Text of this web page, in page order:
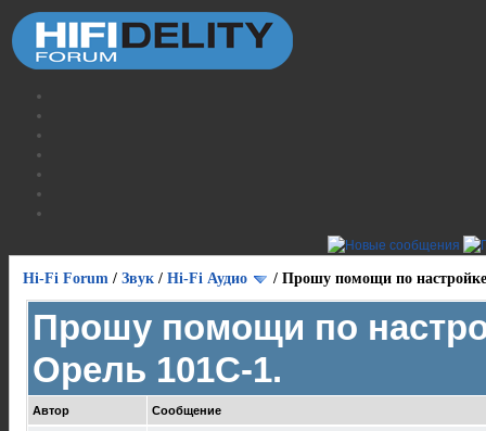
Hi-Fi Forum / Звук / Hi-Fi Аудио / Прошу помощи по
Прошу помощи по
Орель 101С-1.
Автор Сообщение